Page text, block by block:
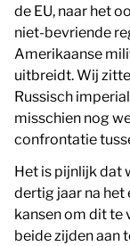
de EU, naar het
niet-bevriende
Amerikaanse
uitbreidt. Wij
Russisch
misschien nog
confrontatie
Het is pijnlijk dat
dertig jaar na het
kansen om dit te
beide zijden aan